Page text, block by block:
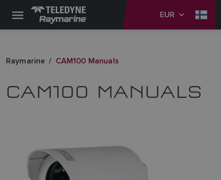
EUR
Raymarine CAM100 Manuals
CAM100 MANUALS